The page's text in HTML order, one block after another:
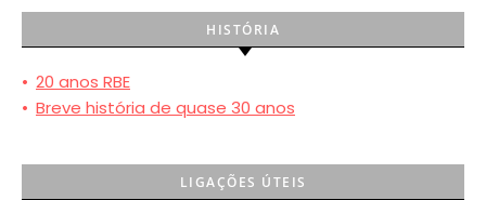
HISTÓRIA
• 20 anos RBE
• Breve história de quase 30 anos
LIGAÇÕES ÚTEIS